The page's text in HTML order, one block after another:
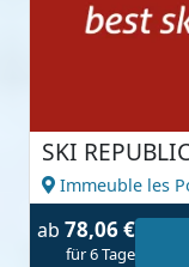
SKI
Immeuble les
ab 78,06 €
für 6 Tage